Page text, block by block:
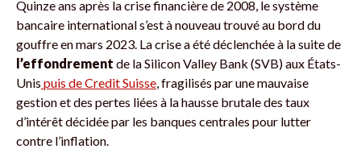
Quinze ans après la crise financière de 2008, le système
bancaire international s’est à nouveau trouvé au bord du
gouffre en mars 2023. La crise a été déclenchée à la suite de
l’effondrement de la Silicon Valley Bank (SVB) aux États-
Unis puis de Credit Suisse , fragilisés par une mauvaise
gestion et des pertes liées à la hausse brutale des taux
d’intérêt décidée par les banques centrales pour lutter
contre l’inflation.